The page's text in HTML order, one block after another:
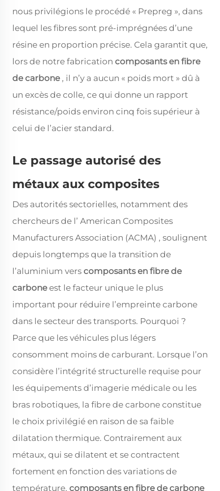
nous privilégions le procédé « Prepreg », dans
lequel les fibres sont pré-imprégnées d’une
résine en proportion précise. Cela garantit que,
lors de notre fabrication composants en fibre
de carbone , il n’y a aucun « poids mort » dû à
un excès de colle, ce qui donne un rapport
résistance/poids environ cinq fois supérieur à
celui de l’acier standard.
Le passage autorisé des
métaux aux composites
Des autorités sectorielles, notamment des
chercheurs de l’ American Composites
Manufacturers Association (ACMA) , soulignent
depuis longtemps que la transition de
l’aluminium vers composants en fibre de
carbone est le facteur unique le plus
important pour réduire l’empreinte carbone
dans le secteur des transports. Pourquoi ?
Parce que les véhicules plus légers
consomment moins de carburant. Lorsque l’on
considère l’intégrité structurelle requise pour
les équipements d’imagerie médicale ou les
bras robotiques, la fibre de carbone constitue
le choix privilégié en raison de sa faible
dilatation thermique. Contrairement aux
métaux, qui se dilatent et se contractent
fortement en fonction des variations de
température, composants en fibre de carbone